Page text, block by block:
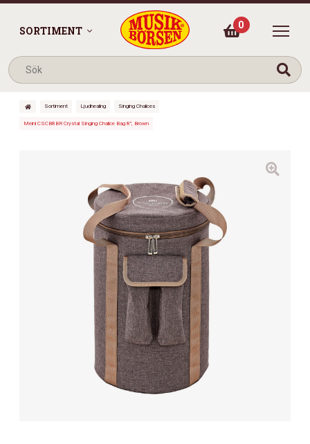
SORTIMENT 0
Sortiment Ljudhealing Singing Chalices
Meinl CSCB8BR Crystal Singing Chalice Bag 8″, Brown